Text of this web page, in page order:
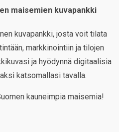
maisemien kuvapankki
kuvapankki, josta voit tilata
markkinointiin ja tilojen
ja hyödynnä digitaalisia
katsomallasi tavalla.
kauneimpia maisemia!